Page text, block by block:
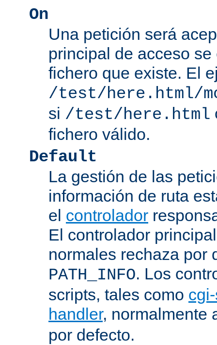
On
Una petición será
principal de acceso
fichero que existe. El
/test/here.html/
si /test/here.html
fichero válido.
Default
La gestión de las
información de ruta
el controlador
El controlador
normales rechaza por
PATH_INFO. Los
scripts, tales como
handler, normalmente
por defecto.